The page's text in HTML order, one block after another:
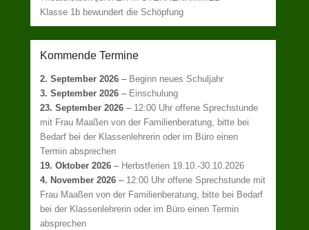
Klasse 1b bewundert die Schöpfung
Kommende Termine
2. September 2026 – Beginn neues Schuljahr
3. September 2026 – Einschulung
23. September 2026 – 12:00 Uhr offene Sprechstunde
mit Frau Maaßen von der Familienberatung, bitte bei
Bedarf bei der Klassenlehrerin oder im Büro einen
Termin absprechen
19. Oktober 2026 – Herbstferien 19.10.-30.10.2026
4. November 2026 – 12:00 Uhr offene Sprechstunde mit
Frau Maaßen von der Familienberatung, bitte bei Bedarf
bei der Klassenlehrerin oder im Büro einen Termin
absprechen